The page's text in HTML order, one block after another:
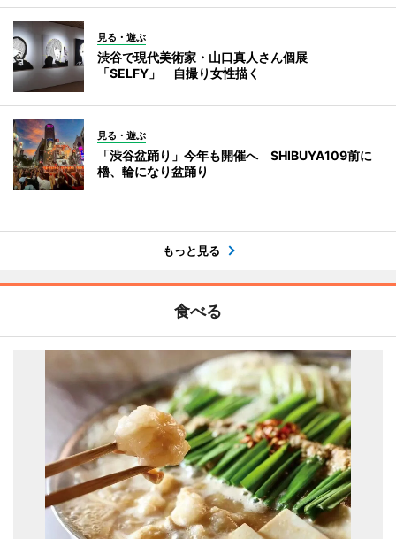
見る・遊ぶ
渋谷で現代美術家・山口真人さん個展
「SELFY」 自撮り女性描く
見る・遊ぶ
「渋谷盆踊り」今年も開催へ SHIBUYA109前に
櫓、輪になり盆踊り
もっと見る
食べる